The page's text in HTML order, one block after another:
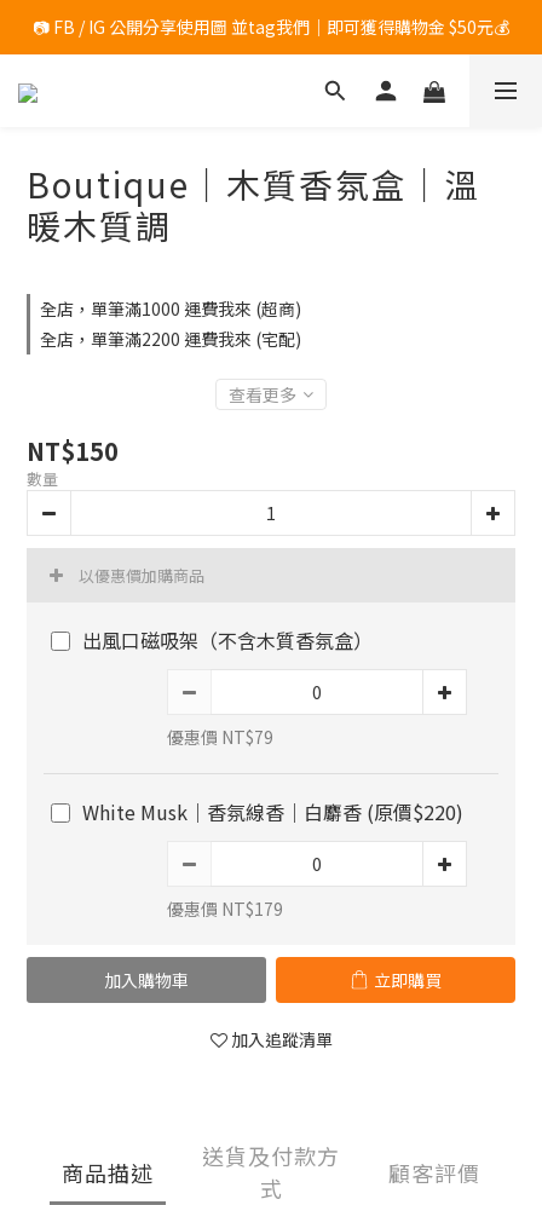
	滿$1200 加碼送「香氛小物１入 」(隨機出貨，恕無法指定)
📷 FB / IG 公開分享使用圖 並tag我們｜即可獲得購物金 $50元💰
	滿$1200 加碼送「香氛小物１入 」(隨機出貨，恕無法指定)
Boutique｜木質香氛盒｜溫
暖木質調
全店，單筆滿1000 運費我來 (超商)
全店，單筆滿2200 運費我來 (宅配)
查看更多
NT$150
數量
以優惠價加購商品
出風口磁吸架（不含木質香氛盒）
優惠價 NT$79
White Musk｜香氛線香｜白麝香 (原價$220)
優惠價 NT$179
加入購物車 立即購買
加入追蹤清單
商品描述
送貨及付款方
式
顧客評價